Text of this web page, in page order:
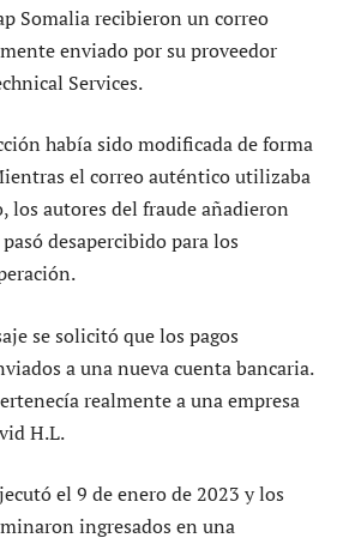
Somalia recibieron un correo
enviado por su proveedor
Services.
había sido modificada de forma
el correo auténtico utilizaba
los autores del fraude añadieron
desapercibido para los
se solicitó que los pagos
a una nueva cuenta bancaria.
realmente a una empresa
H.L.
el 9 de enero de 2023 y los
ingresados en una